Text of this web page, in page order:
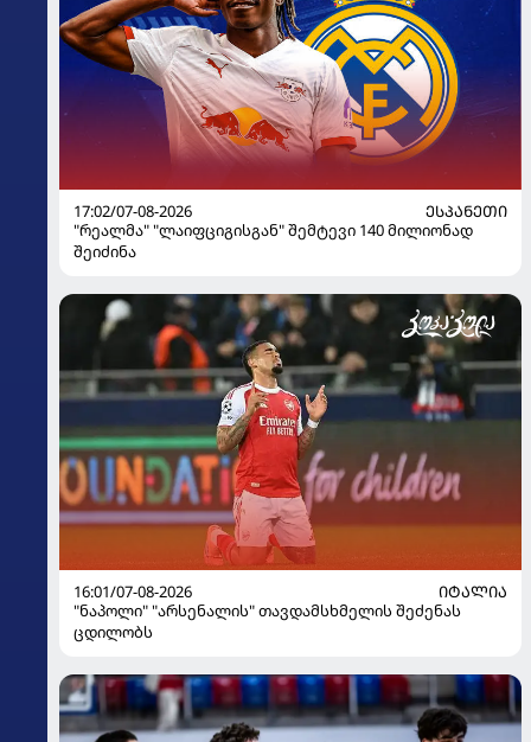
17:02/07-08-2026
ᲔᲡᲞᲐᲜᲔᲗᲘ
"რეალმა" "ლაიფციგისგან" შემტევი 140 მილიონად
შეიძინა
16:01/07-08-2026
ᲘᲢᲐᲚᲘᲐ
"ნაპოლი" "არსენალის" თავდამსხმელის შეძენას
ცდილობს